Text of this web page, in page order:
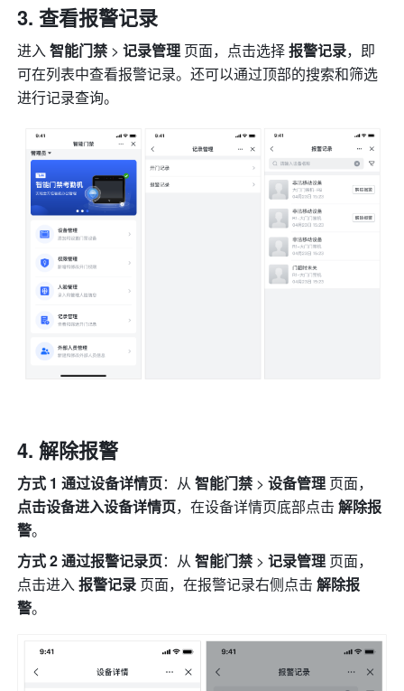
查看报警记录
进入 智能门禁 > 记录管理 页面，点击选择 报警记录，即
可在列表中查看报警记录。还可以通过顶部的搜索和筛选
进行记录查询。
解除报警
方式 1 通过设备详情页：从 智能门禁 > 设备管理 页面，
点击设备进入设备详情页，在设备详情页底部点击 解除报
警。
方式 2 通过报警记录页：从 智能门禁 > 记录管理 页面，
点击进入 报警记录 页面，在报警记录右侧点击 解除报
警。